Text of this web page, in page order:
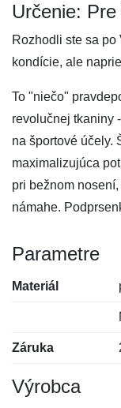
Určenie:
Rozhodli ste sa
kondície, ale
To "niečo"
revolučnej tkaniny
na športové účely.
maximalizujúca
pri bežnom
námahe.
Parametre
Materiál
Záruka
Výrobca